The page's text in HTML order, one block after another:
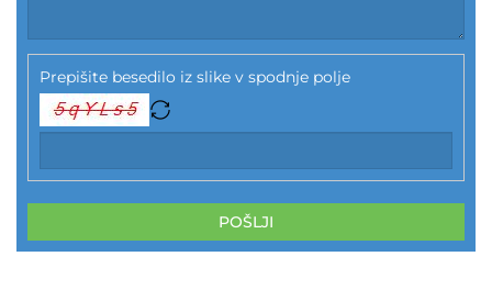
Prepišite besedilo iz slike v spodnje polje
POŠLJI